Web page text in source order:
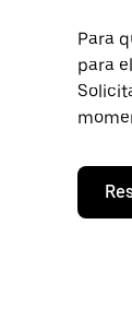
Para
para